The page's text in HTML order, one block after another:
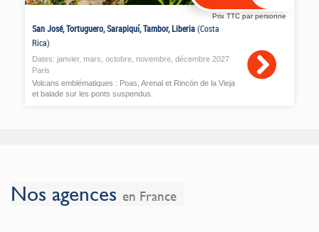
Prix TTC par personne
San José, Tortuguero, Sarapiquí, Tambor, Liberia(Costa
Rica)
Dates: janvier, mars octobre novembre décembre 2027
Paris
Volcans emblématiques : Poas, Arenal et Rincón de la Vieja
et balade sur les ponts suspendus.
Nos agences en France